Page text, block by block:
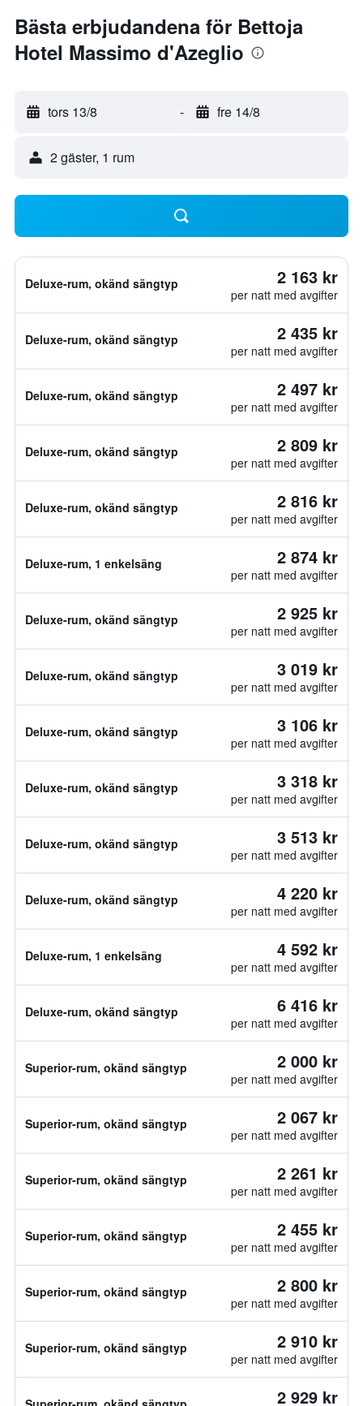
Bästa erbjudandena för Bettoja
Hotel Massimo d'Azeglio
tors 13/8 - fre 14/8
2 gäster, 1 rum
Deluxe-rum, okänd sängtyp 2 163 kr
per natt med avgifter
Deluxe-rum, okänd sängtyp 2 435 kr
per natt med avgifter
Deluxe-rum, okänd sängtyp 2 497 kr
per natt med avgifter
Deluxe-rum, okänd sängtyp 2 809 kr
per natt med avgifter
Deluxe-rum, okänd sängtyp 2 816 kr
per natt med avgifter
Deluxe-rum, 1 enkelsäng 2 874 kr
per natt med avgifter
Deluxe-rum, okänd sängtyp 2 925 kr
per natt med avgifter
Deluxe-rum, okänd sängtyp 3 019 kr
per natt med avgifter
Deluxe-rum, okänd sängtyp 3 106 kr
per natt med avgifter
Deluxe-rum, okänd sängtyp 3 318 kr
per natt med avgifter
Deluxe-rum, okänd sängtyp 3 513 kr
per natt med avgifter
Deluxe-rum, okänd sängtyp 4 220 kr
per natt med avgifter
Deluxe-rum, 1 enkelsäng 4 592 kr
per natt med avgifter
Deluxe-rum, okänd sängtyp 6 416 kr
per natt med avgifter
Superior-rum, okänd sängtyp 2 000 kr
per natt med avgifter
Superior-rum, okänd sängtyp 2 067 kr
per natt med avgifter
Superior-rum, okänd sängtyp 2 261 kr
per natt med avgifter
Superior-rum, okänd sängtyp 2 455 kr
per natt med avgifter
Superior-rum, okänd sängtyp 2 800 kr
per natt med avgifter
Superior-rum, okänd sängtyp 2 910 kr
per natt med avgifter
2 929 kr